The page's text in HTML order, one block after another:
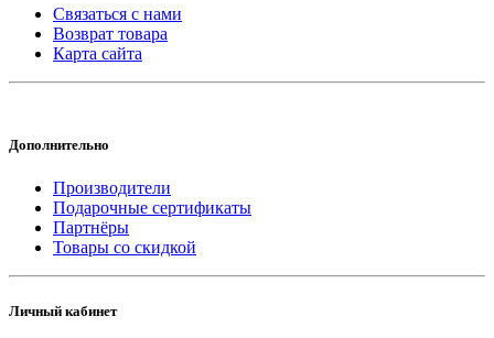
Связаться с нами
Возврат товара
Карта сайта
Дополнительно
Производители
Подарочные сертификаты
Партнёры
Товары со скидкой
Личный кабинет